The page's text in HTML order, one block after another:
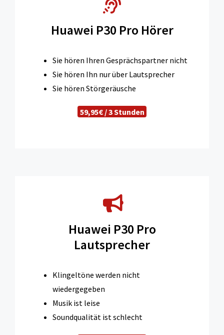
Huawei P30 Pro Hörer
Sie hören Ihren Gesprächspartner nicht
Sie hören Ihn nur über Lautsprecher
Sie hören Störgeräusche
59,95€ / 3 Stunden
Huawei P30 Pro
Lautsprecher
Klingeltöne werden nicht
wiedergegeben
Musik ist leise
Soundqualität ist schlecht